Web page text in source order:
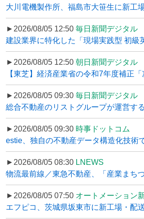
大川電機製作所、福島市大笹生に新工
►2026/08/05 12:50 毎日新聞デジタル
建設業界に特化した「現場実践型 初級
►2026/08/05 12:50 朝日新聞デジタル
【東芝】経済産業省の令和7年度補正
►2026/08/05 09:30 毎日新聞デジタル
総合不動産のリストグループが運営す
►2026/08/05 09:30 時事ドットコム
estie、独自の不動産データ構造化技術
►2026/08/05 08:30 LNEWS
物流最前線／東急不動産、「産業まち
►2026/08/05 07:50 オートメーション
エフピコ、茨城県坂東市に新工場・配